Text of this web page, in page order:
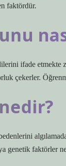
faktördür.
ifade etmekte
çekerler.
nedir?
genetik faktörler